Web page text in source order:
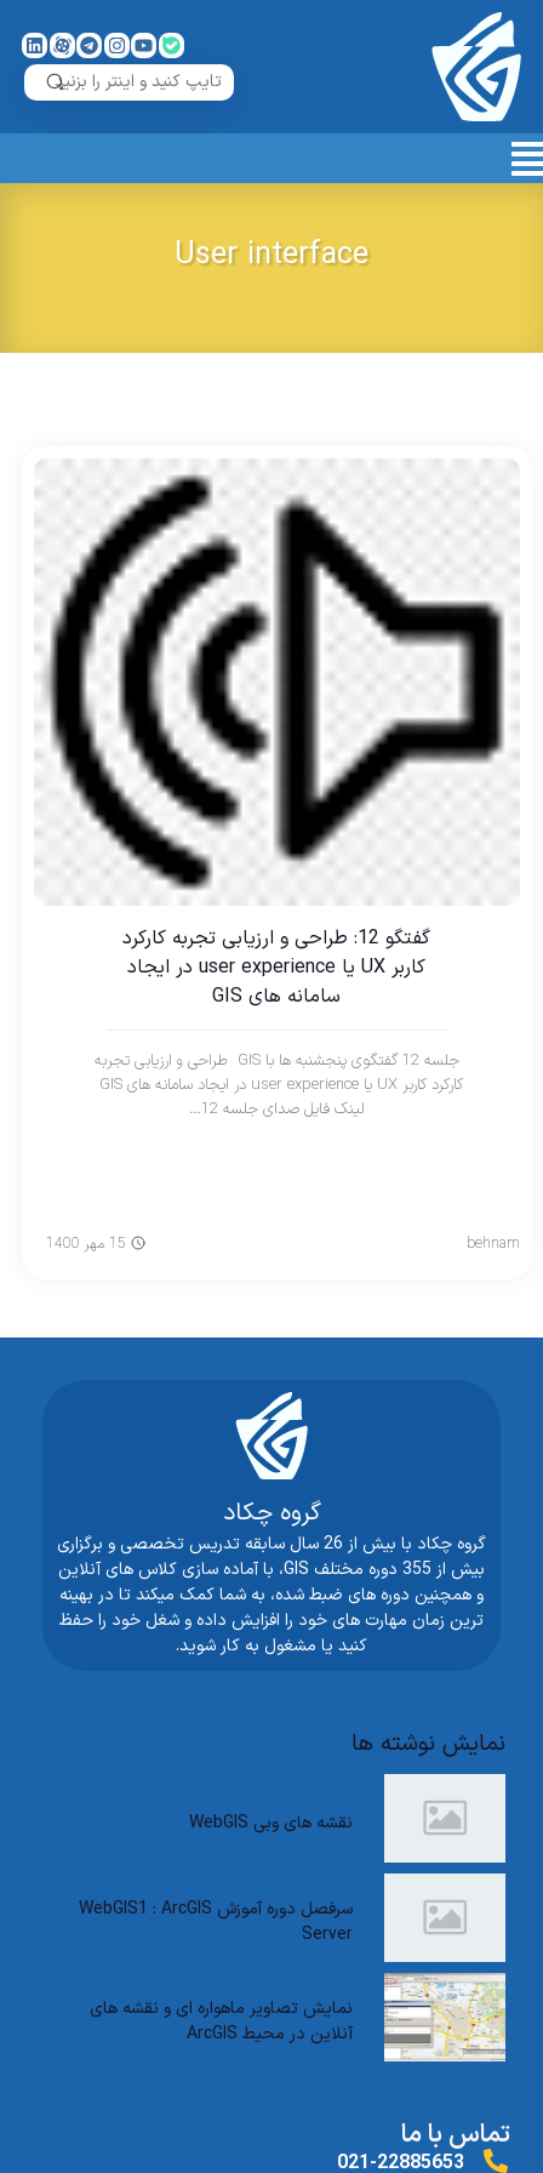
User interface
گفتگو 12: طراحی و ارزیابی تجربه کارکرد
کاربر UX یا user experience در ایجاد
سامانه های GIS
جلسه 12 گفتگوی پنجشنبه ها با GIS طراحی و ارزیابی تجربه
لینک فایل صدای جلسه 12…
behnam
گروه چکاد
گروه چکاد با بیش از 26 سال سابقه تدریس تخصصی و برگزاری
بیش از 355 دوره مختلف GIS، با آماده سازی کلاس های آنلاین
و همچنین دوره های ضبط شده، به شما کمک میکند تا در بهینه
ترین زمان مهارت های خود را افزایش داده و شغل خود را حفظ
کنید یا مشغول به کار شوید.
نمایش نوشته ها
نقشه های وبی WebGIS
سرفصل دوره آموزش WebGIS1 : ArcGIS
Server
نمایش تصاویر ماهواره ای و نقشه های
آنلاین در محیط ArcGIS
تماس با ما
021-22885653